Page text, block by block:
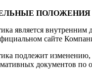
ПОЛОЖЕНИЯ
является
сайте
подлежит изменению,
документов по